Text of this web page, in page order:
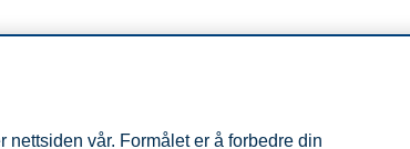
vår. Formålet er å forbedre din